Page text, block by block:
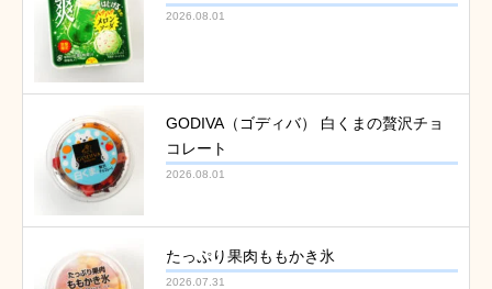
2026.08.01
GODIVA（ゴディバ） 白くまの贅沢チョ
コレート
2026.08.01
たっぷり果肉ももかき氷
2026.07.31